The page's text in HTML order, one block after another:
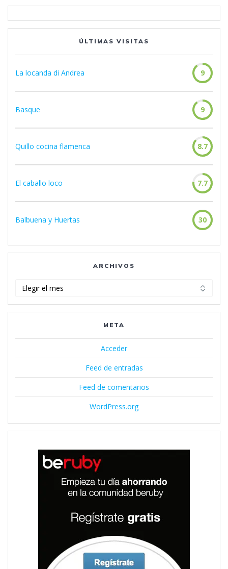
ÚLTIMAS VISITAS
La locanda di Andrea 9
Basque 9
Quillo cocina flamenca 8.7
El caballo loco 7.7
Balbuena y Huertas 30
ARCHIVOS
META
Acceder
Feed de entradas
Feed de comentarios
WordPress.org